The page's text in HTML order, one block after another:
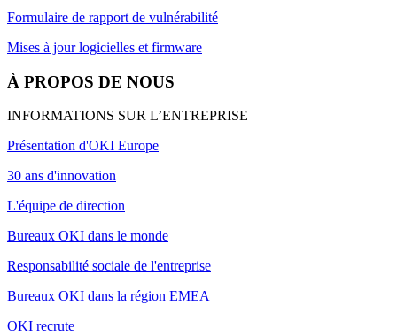
Formulaire de rapport de vulnérabilité
Mises à jour logicielles et firmware
À PROPOS DE NOUS
INFORMATIONS SUR L’ENTREPRISE
Présentation d'OKI Europe
30 ans d'innovation
L'équipe de direction
Bureaux OKI dans le monde
Responsabilité sociale de l'entreprise
Bureaux OKI dans la région EMEA
OKI recrute